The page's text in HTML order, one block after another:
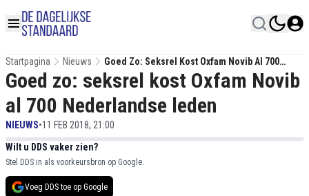
Startpagina Nieuws
Goed Zo: Seksrel Kost Oxfam Novib Al 700
Nederlandse Leden
Goed zo: seksrel kost Oxfam Novib
al 700 Nederlandse leden
NIEUWS•11 FEB 2018, 21:00
Wilt u DDS vaker zien?
Stel DDS in als voorkeursbron op Google.
Voeg DDS toe op Google